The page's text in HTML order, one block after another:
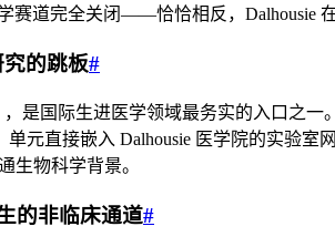
赛道完全关闭——恰恰相反，Dalhousie
究的跳板#
，是国际生进医学领域最务实的入口之
单元直接嵌入 Dalhousie 医学院的实
生物科学背景。
的非临床通道#